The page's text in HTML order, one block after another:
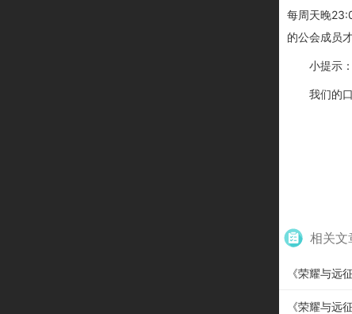
每周天晚
的公会成员
小提示
我们的
相关文
《荣耀与远
《荣耀与远